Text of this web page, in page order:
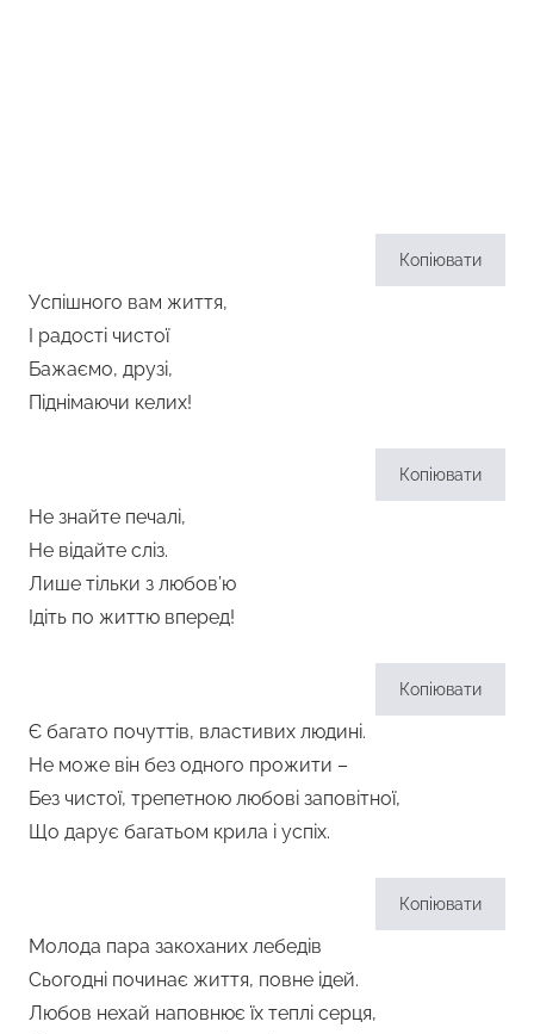
Копіювати
Успішного вам життя,
І радості чистої
Бажаємо, друзі,
Піднімаючи келих!
Копіювати
Не знайте печалі,
Не відайте сліз.
Лише тільки з любов’ю
Ідіть по життю вперед!
Копіювати
Є багато почуттів, властивих людині.
Не може він без одного прожити –
Без чистої, трепетною любові заповітної,
Що дарує багатьом крила і успіх.
Копіювати
Молода пара закоханих лебедів
Сьогодні починає життя, повне ідей.
Любов нехай наповнює їх теплі серця,